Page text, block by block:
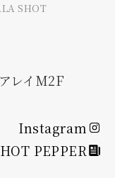
SHOT
レイM2F
Instagram
HOT PEPPER